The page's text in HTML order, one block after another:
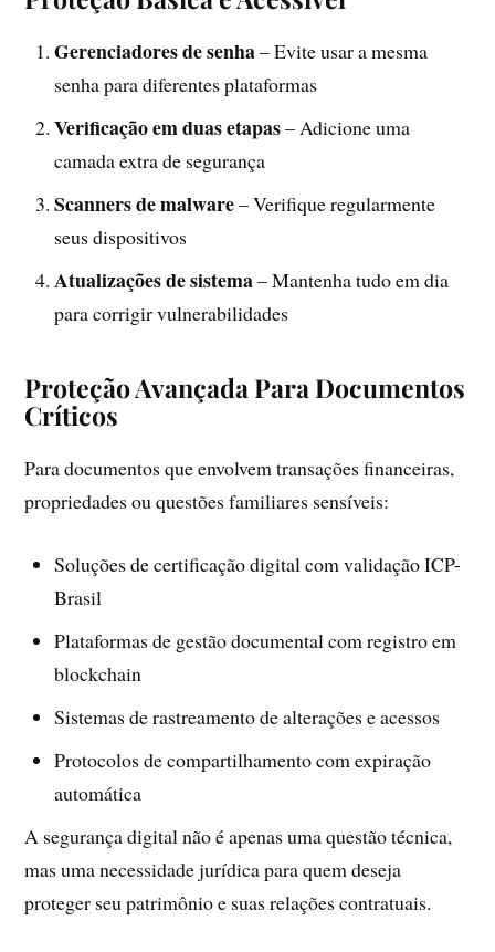
Gerenciadores de senha– Evite usar a mesma
senha para diferentes plataformas
Verificação em duas etapas– Adicione uma
camada extra de segurança
Scanners de malware– Verifique regularmente
seus dispositivos
Atualizações de sistema– Mantenha tudo em dia
para corrigir vulnerabilidades
Proteção Avançada Para Documentos
Críticos
Para documentos que envolvem transações financeiras,
propriedades ou questões familiares sensíveis:
Soluções de certificação digital com validação ICP-
Brasil
Plataformas de gestão documental com registro em
blockchain
Sistemas de rastreamento de alterações e acessos
Protocolos de compartilhamento com expiração
automática
A segurança digital não é apenas uma questão técnica,
mas uma necessidade jurídica para quem deseja
proteger seu patrimônio e suas relações contratuais.